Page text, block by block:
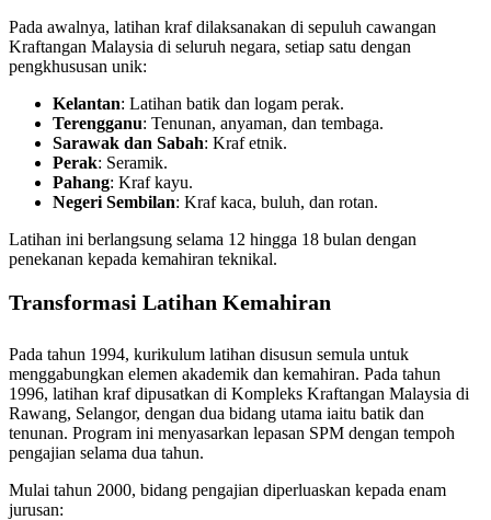
Pada awalnya, latihan kraf dilaksanakan di sepuluh cawangan
Kraftangan Malaysia di seluruh negara, setiap satu dengan
pengkhususan unik:
Kelantan: Latihan batik dan logam perak.
Terengganu: Tenunan, anyaman, dan tembaga.
Sarawak dan Sabah: Kraf etnik.
Perak: Seramik.
Pahang: Kraf kayu.
Negeri Sembilan: Kraf kaca, buluh, dan rotan.
Latihan ini berlangsung selama 12 hingga 18 bulan dengan
penekanan kepada kemahiran teknikal.
Transformasi Latihan Kemahiran
Pada tahun 1994, kurikulum latihan disusun semula untuk
menggabungkan elemen akademik dan kemahiran. Pada tahun
1996, latihan kraf dipusatkan di Kompleks Kraftangan Malaysia di
Rawang, Selangor, dengan dua bidang utama iaitu batik dan
tenunan. Program ini menyasarkan lepasan SPM dengan tempoh
pengajian selama dua tahun.
Mulai tahun 2000, bidang pengajian diperluaskan kepada enam
jurusan: